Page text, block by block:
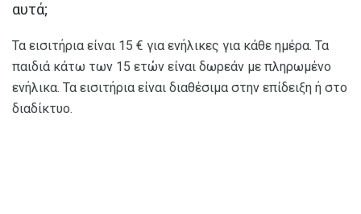
αυτά;
Τα εισιτήρια είναι 15 € για ενήλικες για κάθε ημέρα. Τα
παιδιά κάτω των 15 ετών είναι δωρεάν με πληρωμένο
ενήλικα. Τα εισιτήρια είναι διαθέσιμα στην επίδειξη ή στο
διαδίκτυο.